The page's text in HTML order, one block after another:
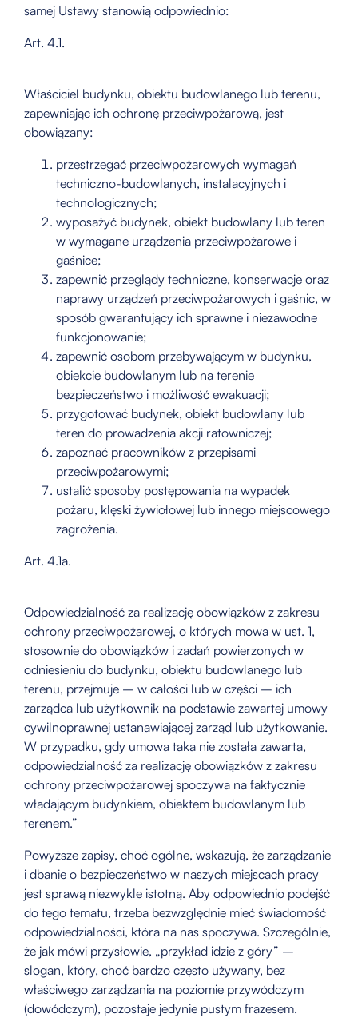
samej Ustawy stanowią odpowiednio:
Art. 4.1.
Właściciel budynku, obiektu budowlanego lub terenu,
zapewniając ich ochronę przeciwpożarową, jest
obowiązany:
przestrzegać przeciwpożarowych wymagań
techniczno-budowlanych, instalacyjnych i
technologicznych;
wyposażyć budynek, obiekt budowlany lub teren
w wymagane urządzenia przeciwpożarowe i
gaśnice;
zapewnić przeglądy techniczne, konserwacje oraz
naprawy urządzeń przeciwpożarowych i gaśnic, w
sposób gwarantujący ich sprawne i niezawodne
funkcjonowanie;
zapewnić osobom przebywającym w budynku,
obiekcie budowlanym lub na terenie
bezpieczeństwo i możliwość ewakuacji;
przygotować budynek, obiekt budowlany lub
teren do prowadzenia akcji ratowniczej;
zapoznać pracowników z przepisami
przeciwpożarowymi;
ustalić sposoby postępowania na wypadek
pożaru, klęski żywiołowej lub innego miejscowego
zagrożenia.
Art. 4.1a.
Odpowiedzialność za realizację obowiązków z zakresu
ochrony przeciwpożarowej, o których mowa w ust. 1,
stosownie do obowiązków i zadań powierzonych w
odniesieniu do budynku, obiektu budowlanego lub
terenu, przejmuje – w całości lub w części – ich
zarządca lub użytkownik na podstawie zawartej umowy
cywilnoprawnej ustanawiającej zarząd lub użytkowanie.
W przypadku, gdy umowa taka nie została zawarta,
odpowiedzialność za realizację obowiązków z zakresu
ochrony przeciwpożarowej spoczywa na faktycznie
władającym budynkiem, obiektem budowlanym lub
terenem.”
Powyższe zapisy, choć ogólne, wskazują, że zarządzanie
i dbanie o bezpieczeństwo w naszych miejscach pracy
jest sprawą niezwykle istotną. Aby odpowiednio podejść
do tego tematu, trzeba bezwzględnie mieć świadomość
odpowiedzialności, która na nas spoczywa. Szczególnie,
że jak mówi przysłowie, „przykład idzie z góry” –
slogan, który, choć bardzo często używany, bez
właściwego zarządzania na poziomie przywódczym
(dowódczym), pozostaje jedynie pustym frazesem.